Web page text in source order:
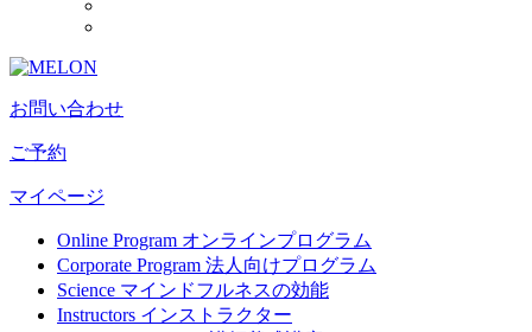
お問い合わせ
ご予約
マイページ
Online Program オンラインプログラム
Corporate Program 法人向けプログラム
Science マインドフルネスの効能
Instructors インストラクター